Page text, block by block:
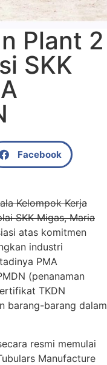
Plant 2
SKK
Facebook
Kelompok Kerja
SKK Migas, Maria
atas komitmen
industri
PMA
(penanaman
TKDN
barang-barang dalam
resmi memulai
Manufacture